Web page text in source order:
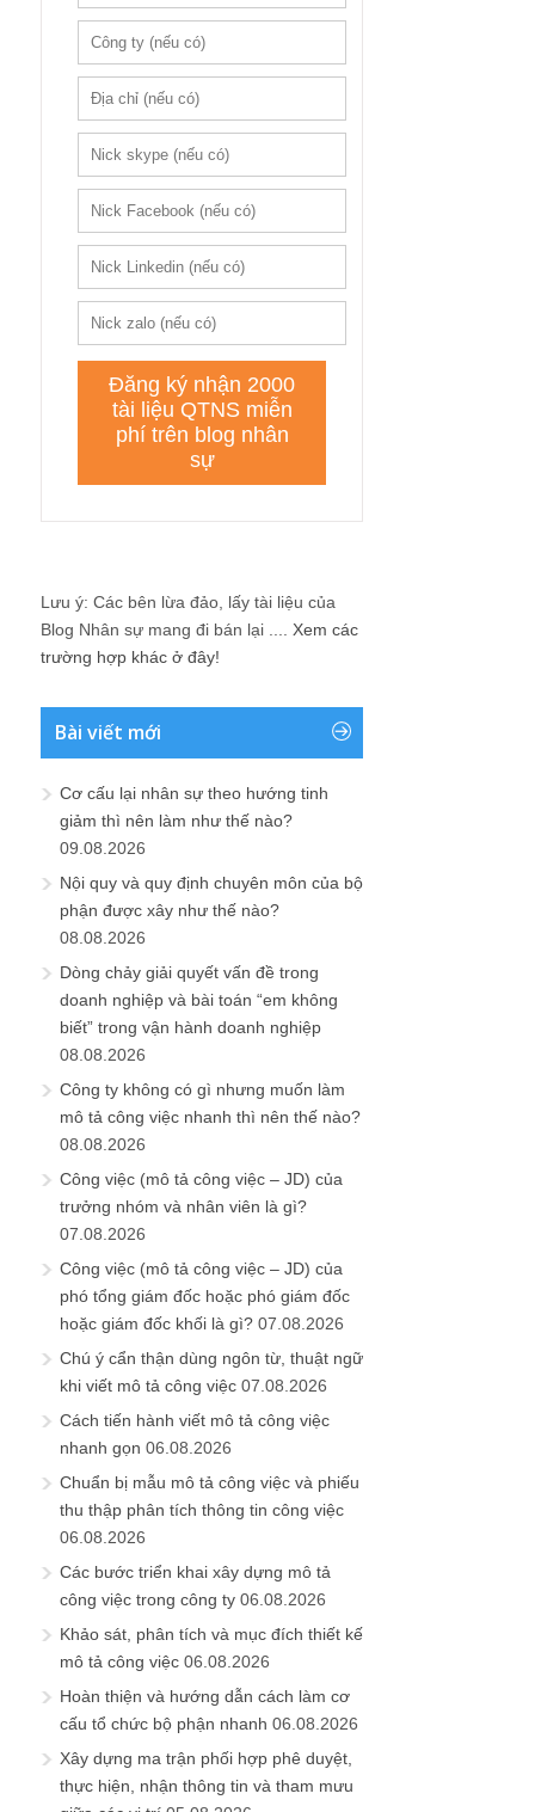
Lưu ý: Các bên lừa đảo, lấy tài liệu của
Blog Nhân sự mang đi bán lại .... Xem các
trường hợp khác ở đây!
Bài viết mới
Cơ cấu lại nhân sự theo hướng tinh
giảm thì nên làm như thế nào?
09.08.2026
Nội quy và quy định chuyên môn của bộ
phận được xây như thế nào?
08.08.2026
Dòng chảy giải quyết vấn đề trong
doanh nghiệp và bài toán “em không
biết” trong vận hành doanh nghiệp
08.08.2026
Công ty không có gì nhưng muốn làm
mô tả công việc nhanh thì nên thế nào?
08.08.2026
Công việc (mô tả công việc – JD) của
trưởng nhóm và nhân viên là gì?
07.08.2026
Công việc (mô tả công việc – JD) của
phó tổng giám đốc hoặc phó giám đốc
hoặc giám đốc khối là gì? 07.08.2026
Chú ý cẩn thận dùng ngôn từ, thuật ngữ
khi viết mô tả công việc 07.08.2026
Cách tiến hành viết mô tả công việc
nhanh gọn 06.08.2026
Chuẩn bị mẫu mô tả công việc và phiếu
thu thập phân tích thông tin công việc
06.08.2026
Các bước triển khai xây dựng mô tả
công việc trong công ty 06.08.2026
Khảo sát, phân tích và mục đích thiết kế
mô tả công việc 06.08.2026
Hoàn thiện và hướng dẫn cách làm cơ
cấu tổ chức bộ phận nhanh 06.08.2026
Xây dựng ma trận phối hợp phê duyệt,
thực hiện, nhận thông tin và tham mưu